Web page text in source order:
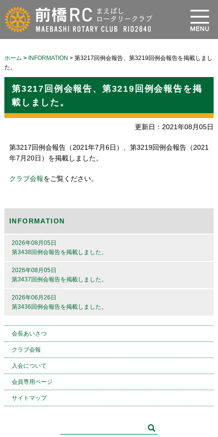
ホーム > INFORMATION > 第3217回例会報告、第3219回例会報告を掲載しまし
た。
第3217回例会報告、第3219回例会報告を掲
載しました。
更新日：2021年08月05日
第3217回例会報告（2021年7月6日）、第3219回例会報告（2021
年7月20日）を掲載しました。
クラブ会報をご覧ください。
INFORMATION
2026年08月05日
第3438回例会報告を掲載しました。
2026年08月05日
第3437回例会報告を掲載しました。
2026年06月26日
第3436回例会報告を掲載しました。
会長あいさつ
クラブ会報
入会について
会員専用ページ
サイトマップ